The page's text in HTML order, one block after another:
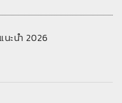
นะนำ 2026